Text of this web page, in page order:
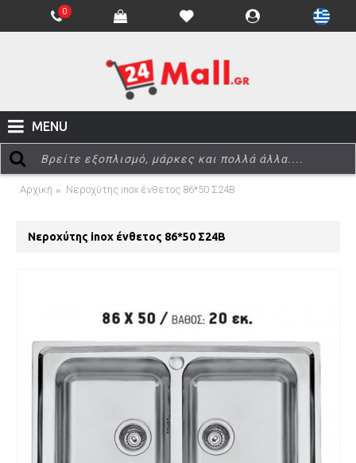
0
MENU
Αρχική Νεροχύτης inox ένθετος 86*50 Σ24Β
Νεροχύτης inox ένθετος 86*50 Σ24Β